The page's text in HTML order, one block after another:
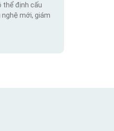
thể định cấu
mới, giám